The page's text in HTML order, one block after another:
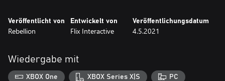
Veröffentlicht von
Rebellion
Entwickelt von
Flix Interactive
Veröffentlichungsdatum
4.5.2021
Wiedergabe mit
XBOX One XBOX Series X|S PC